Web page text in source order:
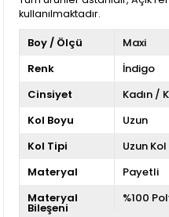
kullanılmaktadır.
Boy / Ölçü
Maxi
Renk
İndigo
Cinsiyet
Kadın /
Kol Boyu
Uzun
Kol Tipi
Uzun Kol
Materyal
Payetli
Materyal
Bileşeni
%100